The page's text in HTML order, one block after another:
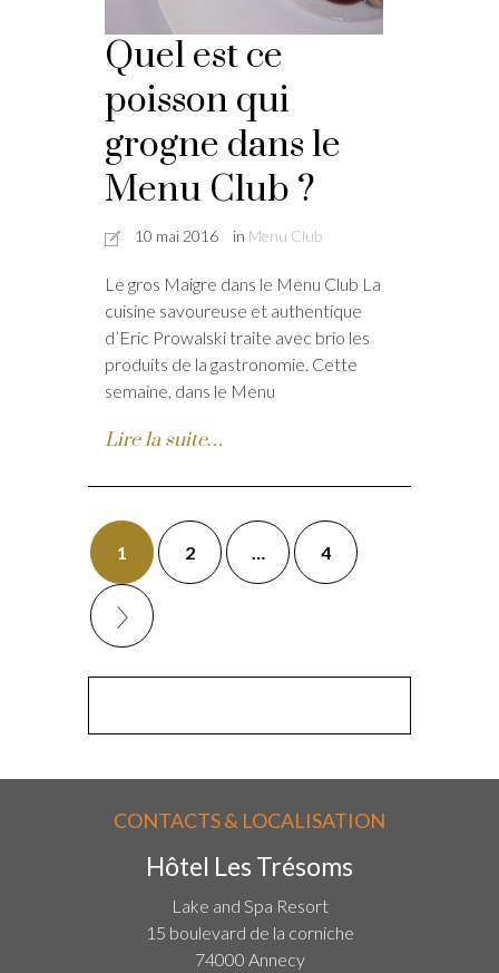
Quel est ce
poisson qui
grogne dans le
Menu Club ?
10 mai 2016 in Menu Club
Le gros Maigre dans le Menu Club La
cuisine savoureuse et authentique
d’Eric Prowalski traite avec brio les
produits de la gastronomie. Cette
semaine, dans le Menu
Lire la suite…
1 2 … 4
CONTACTS & LOCALISATION
Hôtel Les Trésoms
Lake and Spa Resort
15 boulevard de la corniche
74000 Annecy